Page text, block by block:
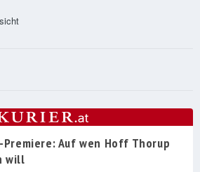
Premiere: Auf wen Hoff Thorup
will